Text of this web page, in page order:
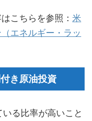
こちらを参照： 米
エネルギー・ラッ
き原油投資
る比率が高いこと